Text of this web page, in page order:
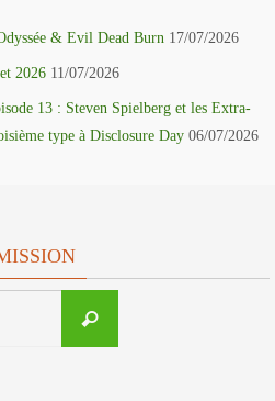
& Evil Dead Burn 17/07/2026
2026 11/07/2026
13 : Steven Spielberg et les Extra-
type à Disclosure Day 06/07/2026
Recherche